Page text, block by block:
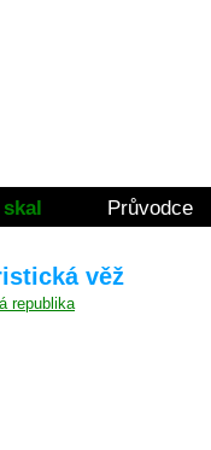
skal Průvodce
věž